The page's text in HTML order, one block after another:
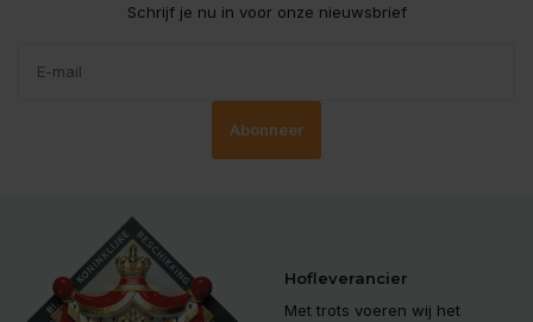
Schrijf je nu in voor onze nieuwsbrief
Abonneer
Hofleverancier
Met trots voeren wij het